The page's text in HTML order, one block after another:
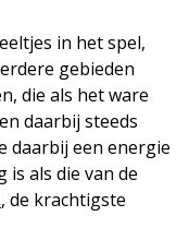
in het spel,
gebieden
die als het ware
daarbij steeds
daarbij een energie
als die van de
, de krachtigste